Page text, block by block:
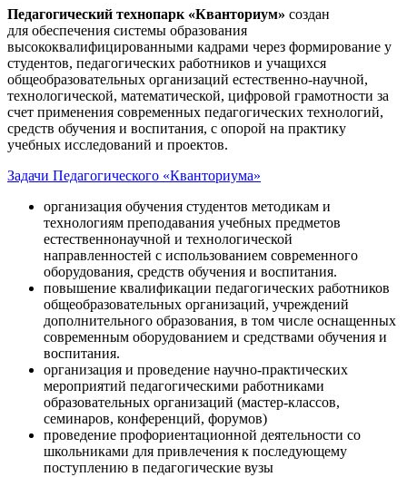
Педагогический технопарк «Кванториум» создан
для обеспечения системы образования
высококвалифицированными кадрами через формирование у
студентов, педагогических работников и учащихся
общеобразовательных организаций естественно-научной,
технологической, математической, цифровой грамотности за
счет применения современных педагогических технологий,
средств обучения и воспитания, с опорой на практику
учебных исследований и проектов.
Задачи Педагогического «Кванториума»
организация обучения студентов методикам и
технологиям преподавания учебных предметов
естественнонаучной и технологической
направленностей с использованием современного
оборудования, средств обучения и воспитания.
повышение квалификации педагогических работников
общеобразовательных организаций, учреждений
дополнительного образования, в том числе оснащенных
современным оборудованием и средствами обучения и
воспитания.
организация и проведение научно-практических
мероприятий педагогическими работниками
образовательных организаций (мастер-классов,
семинаров, конференций, форумов)
проведение профориентационной деятельности со
школьниками для привлечения к последующему
поступлению в педагогические вузы